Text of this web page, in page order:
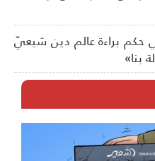
براءة عالم دين شيعيّ